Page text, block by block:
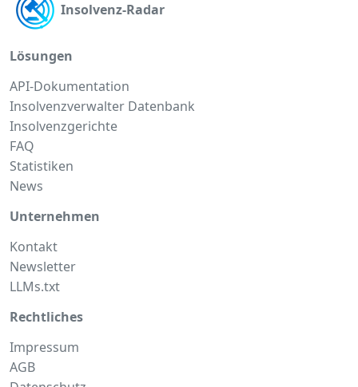
Insolvenz-Radar
Lösungen
API-Dokumentation
Insolvenzverwalter Datenbank
Insolvenzgerichte
FAQ
Statistiken
News
Unternehmen
Kontakt
Newsletter
LLMs.txt
Rechtliches
Impressum
AGB